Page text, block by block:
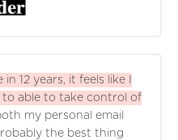
12 years, it feels like I
to able to take control of
my personal email
the best thing